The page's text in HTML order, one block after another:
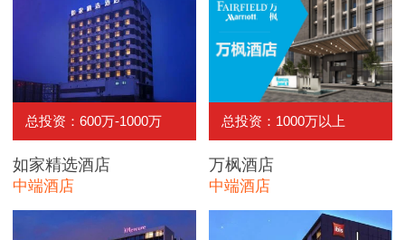
总投资：600万-1000万
如家精选酒店
中端酒店
总投资：1000万以上
万枫酒店
中端酒店